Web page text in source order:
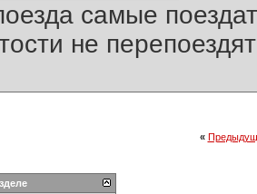
самые
не
«